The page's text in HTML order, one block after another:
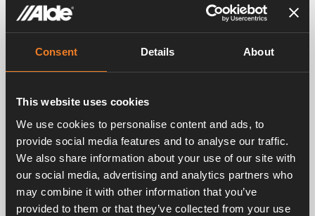
Consent Details About
This website uses cookies
We use cookies to personalise content and ads, to
provide social media features and to analyse our traffic.
We also share information about your use of our site with
our social media, advertising and analytics partners who
may combine it with other information that you’ve
provided to them or that they’ve collected from your use
Välj dina inställningar:
Varmvatten av
Sätt önskad temperatur
Ange tid för på- och avstängning för Day
Mode
Sist men allra viktigast, sätt till ON.
Tips